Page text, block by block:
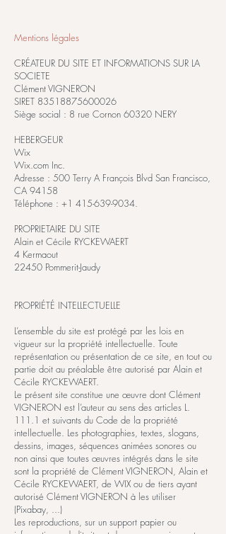
Mentions légales
CRÉATEUR DU SITE ET INFORMATIONS SUR LA
SOCIETE
Clément VIGNERON
SIRET 83518875600026
Siège social : 8 rue Cornon 60320 NERY
HEBERGEUR
Wix
Wix.com Inc.
Adresse : 500 Terry A François Blvd San Francisco,
CA 94158
Téléphone : +1 415-639-9034.
PROPRIETAIRE DU SITE
Alain et Cécile RYCKEWAERT
4 Kermaout
22450 Pommerit-Jaudy
PROPRIÉTÉ INTELLECTUELLE
L’ensemble du site est protégé par les lois en
vigueur sur la propriété intellectuelle. Toute
représentation ou présentation de ce site, en tout ou
partie doit au préalable être autorisé par Alain et
Cécile RYCKEWAERT.
Le présent site constitue une œuvre dont Clément
VIGNERON est l’auteur au sens des articles L.
111.1 et suivants du Code de la propriété
intellectuelle. Les photographies, textes, slogans,
dessins, images, séquences animées sonores ou
non ainsi que toutes œuvres intégrés dans le site
sont la propriété de Clément VIGNERON, Alain et
Cécile RYCKEWAERT, de WIX ou de tiers ayant
autorisé Clément VIGNERON à les utiliser
(Pixabay, ...)
Les reproductions, sur un support papier ou